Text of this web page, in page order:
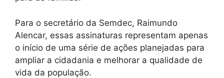
Para o secretário da Semdec, Raimundo
Alencar, essas assinaturas representam apenas
o início de uma série de ações planejadas para
ampliar a cidadania e melhorar a qualidade de
vida da população.